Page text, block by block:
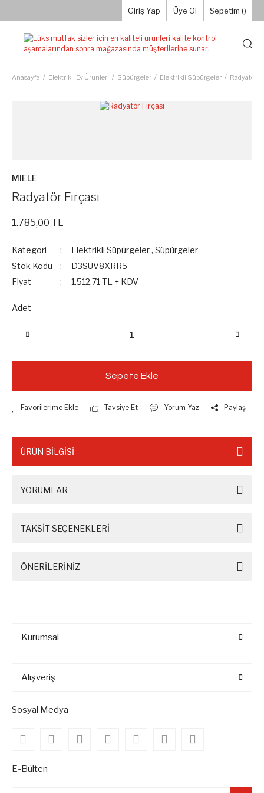
Giriş Yap Üye Ol Sepetim ()
Anasayfa Elektrikli Ev Ürünleri Süpürgeler Elektrikli Süpürgeler Radyatör
MIELE
Radyatör Fırçası
1.785,00 TL
Kategori Elektrikli Süpürgeler , Süpürgeler
Stok Kodu
D3SUV8XRR5
Fiyat
1.512,71 TL + KDV
Adet
Sepete Ekle
Tavsiye Et Yorum Yaz Paylaş
ÜRÜN BİLGİSİ
YORUMLAR
TAKSİT SEÇENEKLERİ
ÖNERİLERİNİZ
Kurumsal
Alışveriş
Sosyal Medya
E-Bülten